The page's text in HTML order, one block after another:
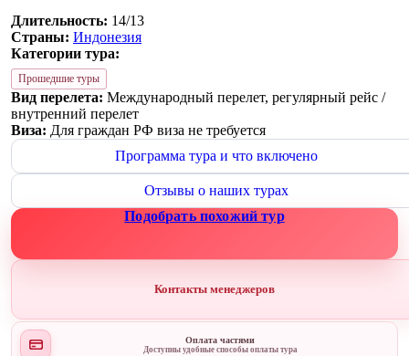
Длительность: 14/13
Страны: Индонезия
Категории тура:
Прошедшие туры
Вид перелета: Международный перелет, регулярный рейс /
внутренний перелет
Виза: Для граждан РФ виза не требуется
Программа тура и что включено
Отзывы о наших турах
Подобрать похожий тур
Контакты менеджеров
Оплата частями
Доступны удобные способы оплаты тура